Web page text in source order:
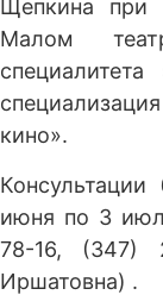
Щепкина при
Малом
кино».
июня по 3
78-16, (347)
Иршатовна) .